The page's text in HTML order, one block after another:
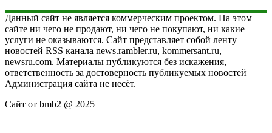
Данный сайт не является коммерческим проектом. На этом
сайте ни чего не продают, ни чего не покупают, ни какие
услуги не оказываются. Сайт представляет собой ленту
новостей RSS канала news.rambler.ru, kommersant.ru,
newsru.com. Материалы публикуются без искажения,
ответственность за достоверность публикуемых новостей
Администрация сайта не несёт.
Сайт от bmb2 @ 2025